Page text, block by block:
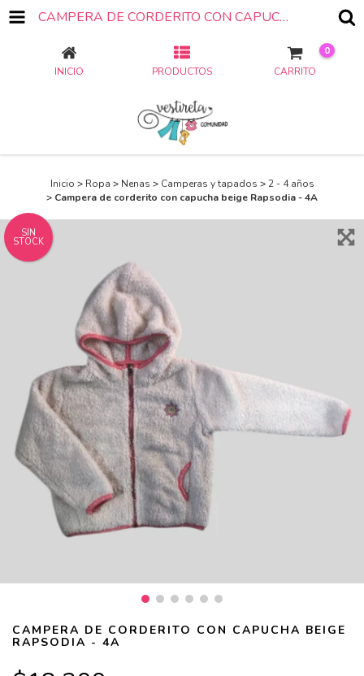
CAMPERA DE CORDERITO CON CAPUCHA BEIGE RAPSODIA - 4A
INICIO PRODUCTOS CARRITO
0
Inicio > Ropa > Nenas > Camperas y tapados > 2 - 4 años
> Campera de corderito con capucha beige Rapsodia - 4A
SIN
STOCK
CAMPERA DE CORDERITO CON CAPUCHA BEIGE
RAPSODIA - 4A